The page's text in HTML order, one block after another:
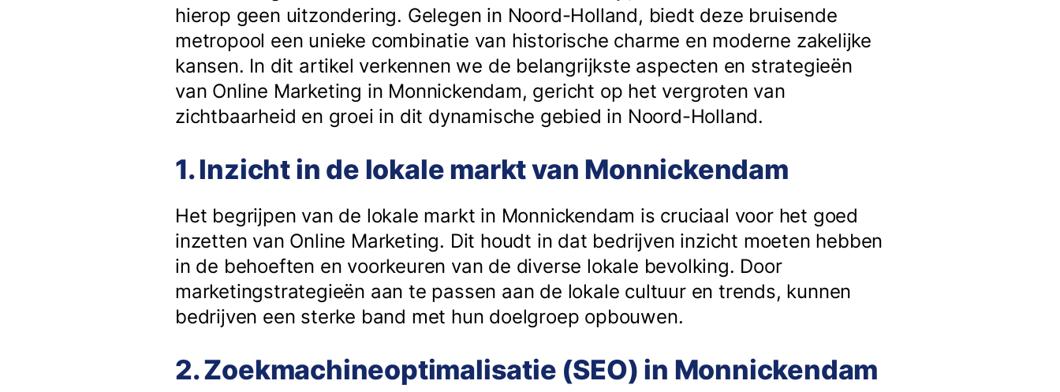
hierop geen uitzondering. Gelegen in Noord-Holland, biedt deze bruisende
metropool een unieke combinatie van historische charme en moderne zakelijke
kansen. In dit artikel verkennen we de belangrijkste aspecten en strategieën
van Online Marketing in Monnickendam, gericht op het vergroten van
zichtbaarheid en groei in dit dynamische gebied in Noord-Holland.
1. Inzicht in de lokale markt van Monnickendam
Het begrijpen van de lokale markt in Monnickendam is cruciaal voor het goed
inzetten van Online Marketing. Dit houdt in dat bedrijven inzicht moeten hebben
in de behoeften en voorkeuren van de diverse lokale bevolking. Door
marketingstrategieën aan te passen aan de lokale cultuur en trends, kunnen
bedrijven een sterke band met hun doelgroep opbouwen.
2. Zoekmachineoptimalisatie (SEO) in Monnickendam